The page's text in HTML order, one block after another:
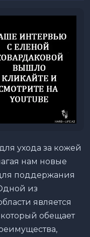
ухода за кожей
нам новые
поддержания
из
является
обещает